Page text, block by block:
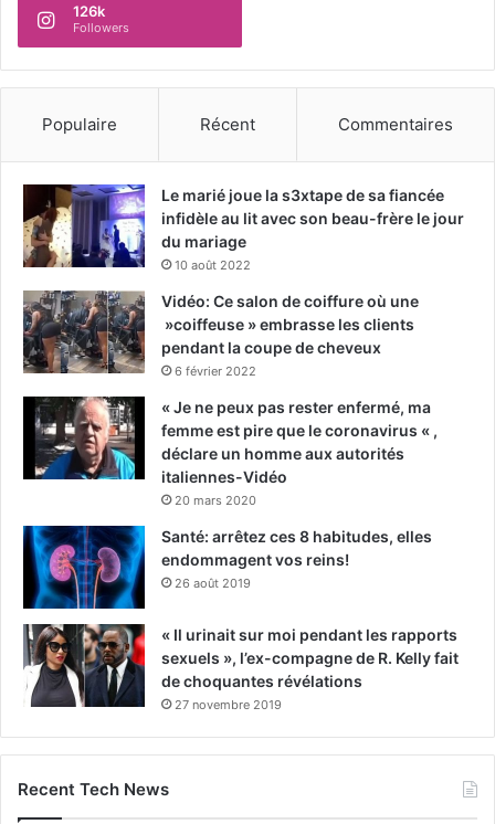
126k
Followers
Populaire Récent Commentaires
Le marié joue la s3xtape de sa fiancée
infidèle au lit avec son beau-frère le jour
du mariage
10 août 2022
Vidéo: Ce salon de coiffure où une
»coiffeuse » embrasse les clients
pendant la coupe de cheveux
6 février 2022
« Je ne peux pas rester enfermé, ma
femme est pire que le coronavirus « ,
déclare un homme aux autorités
italiennes-Vidéo
20 mars 2020
Santé: arrêtez ces 8 habitudes, elles
endommagent vos reins!
26 août 2019
« Il urinait sur moi pendant les rapports
sexuels », l’ex-compagne de R. Kelly fait
de choquantes révélations
27 novembre 2019
Recent Tech News